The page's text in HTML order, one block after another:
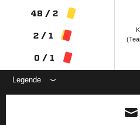
48 / 2
2 / 1
0 / 1
Legende